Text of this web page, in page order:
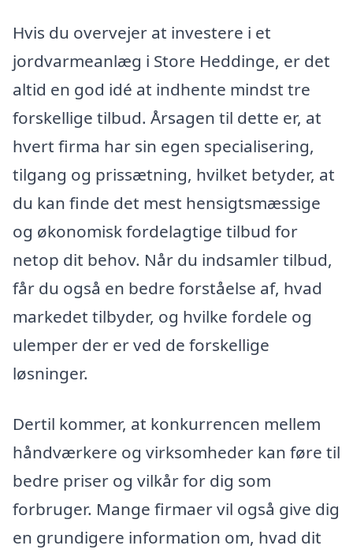
Hvis du overvejer at investere i et
jordvarmeanlæg i Store Heddinge, er det
altid en god idé at indhente mindst tre
forskellige tilbud. Årsagen til dette er, at
hvert firma har sin egen specialisering,
tilgang og prissætning, hvilket betyder, at
du kan finde det mest hensigtsmæssige
og økonomisk fordelagtige tilbud for
netop dit behov. Når du indsamler tilbud,
får du også en bedre forståelse af, hvad
markedet tilbyder, og hvilke fordele og
ulemper der er ved de forskellige
løsninger.
Dertil kommer, at konkurrencen mellem
håndværkere og virksomheder kan føre til
bedre priser og vilkår for dig som
forbruger. Mange firmaer vil også give dig
en grundigere information om, hvad dit